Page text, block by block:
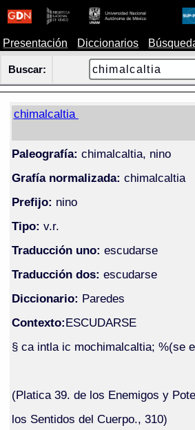
Presentación Diccionarios
Buscar:
chimalcaltia
Paleografía: chimalcaltia, nino
Grafía normalizada: chimalcaltia
Prefijo: nino
Tipo: v.r.
Traducción uno: escudarse
Traducción dos: escudarse
Diccionario: Paredes
Contexto:ESCUDARSE
§ ca intla ic mochimalcaltia; %(se
(Platica 39. de los Enemigos y
los Sentidos del Cuerpo., 310)